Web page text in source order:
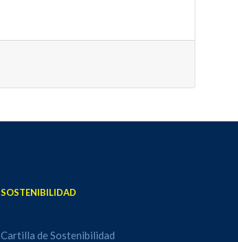
SOSTENIBILIDAD
Cartilla de Sostenibilidad